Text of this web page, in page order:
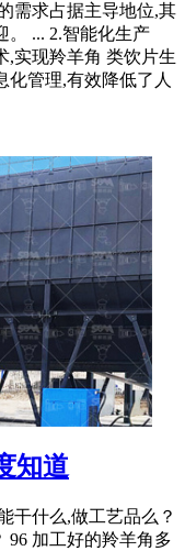
需求占据主导地位,其
。 ... 2.智能化生产
,实现羚羊角 类饮片生
化管理,有效降低了人
知道
干什么,做工艺品么？
96 加工好的羚羊角多